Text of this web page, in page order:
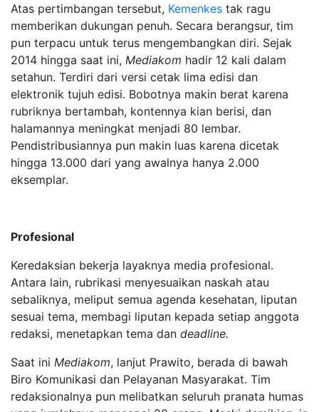
Atas pertimbangan tersebut, Kemenkes tak ragu
memberikan dukungan penuh. Secara berangsur, tim
pun terpacu untuk terus mengembangkan diri. Sejak
2014 hingga saat ini, Mediakom hadir 12 kali dalam
setahun. Terdiri dari versi cetak lima edisi dan
elektronik tujuh edisi. Bobotnya makin berat karena
rubriknya bertambah, kontennya kian berisi, dan
halamannya meningkat menjadi 80 lembar.
Pendistribusiannya pun makin luas karena dicetak
hingga 13.000 dari yang awalnya hanya 2.000
eksemplar.
Profesional
Keredaksian bekerja layaknya media profesional.
Antara lain, rubrikasi menyesuaikan naskah atau
sebaliknya, meliput semua agenda kesehatan, liputan
sesuai tema, membagi liputan kepada setiap anggota
redaksi, menetapkan tema dan deadline.
Saat ini Mediakom, lanjut Prawito, berada di bawah
Biro Komunikasi dan Pelayanan Masyarakat. Tim
redaksionalnya pun melibatkan seluruh pranata humas